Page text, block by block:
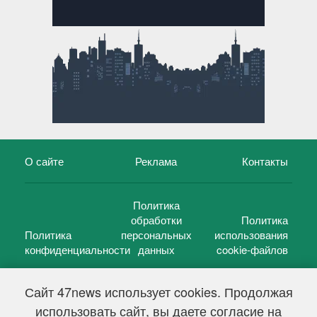
Сайт 47news использует cookies. Продолжая
использовать сайт, вы даете согласие на
О сайте Реклама Контакты
Политика
конфиденциальности
Политика
обработки
персональных
данных
Политика
использования
cookie-файлов